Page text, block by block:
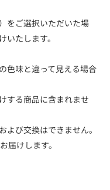
をご選択いただいた場
いたします。
色味と違って見える場合
する商品に含まれませ
び交換はできません。
届けします。